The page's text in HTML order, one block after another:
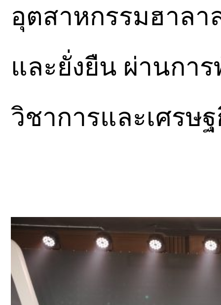
อุตสาหกรรมฮาลา
และยั่งยืน ผ่านกา
วิชาการและเศรษ